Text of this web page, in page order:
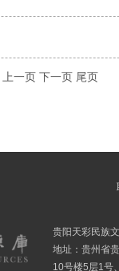
上一页 下一页 尾页
贵阳天彩民族
地址：贵州省
10号楼5层1号